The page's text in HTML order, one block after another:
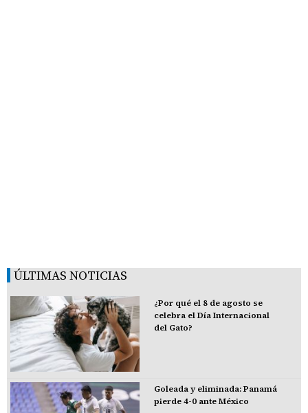
ÚLTIMAS NOTICIAS
¿Por qué el 8 de agosto se
celebra el Día Internacional
del Gato?
Goleada y eliminada: Panamá
pierde 4-0 ante México